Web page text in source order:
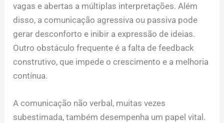
vagas e abertas a múltiplas interpretações. Além
disso, a comunicação agressiva ou passiva pode
gerar desconforto e inibir a expressão de ideias.
Outro obstáculo frequente é a falta de feedback
construtivo, que impede o crescimento e a melhoria
contínua.
A comunicação não verbal, muitas vezes
subestimada, também desempenha um papel vital.